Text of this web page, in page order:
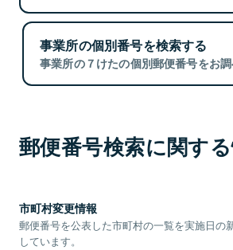
事業所の個別番号を検索する
事業所の７けたの個別郵便番号をお調
郵便番号検索に関す
市町村変更情報
郵便番号を公表した市町村の一覧を実施日の
しています。